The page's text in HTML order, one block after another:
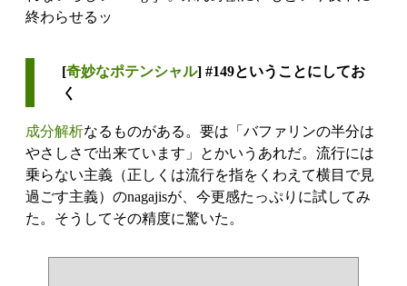
終わらせるッ
[奇妙なポテンシャル] #149ということにしてお
く
成分解析なるものがある。要は「バファリンの半分は
やさしさで出来ています」とかいうあれだ。流行には
乗らない主義（正しくは流行を指をくわえて横目で見
過ごす主義）のnagajisが、今更感たっぷりに試してみ
た。そうしてその精度に驚いた。